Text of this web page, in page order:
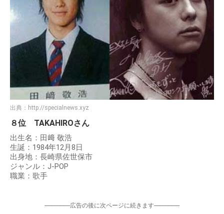
出典： http://specialnews.xyz
８位 TAKAHIROさん
出生名：田﨑 敬浩
生誕：1984年12月8日
出身地：長崎県佐世保市
ジャンル：J-POP
職業：歌手
-----------------広告の後に次ページに続きます-----------------